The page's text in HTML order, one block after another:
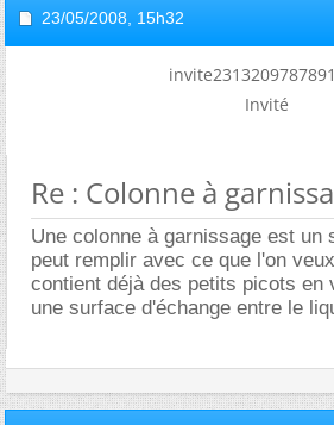
23/05/2008, 15h32
Invité
Re : Colonne à
Une colonne à garnissage est un
peut remplir avec ce que l'on
contient déjà des petits picots en
une surface d'échange entre le